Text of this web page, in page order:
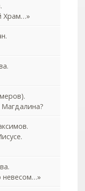
Храм…»
невесом…»